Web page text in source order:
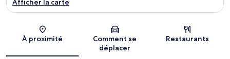
Afficher la carte
À proximité
Comment se
déplacer
Restaurants